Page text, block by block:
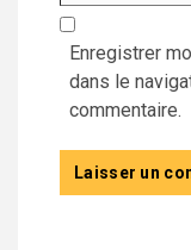
Enregistrer
dans le
commentaire.